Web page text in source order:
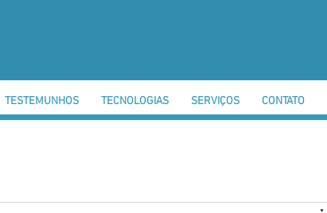
TESTEMUNHOS TECNOLOGIAS SERVIÇOS CONTATO